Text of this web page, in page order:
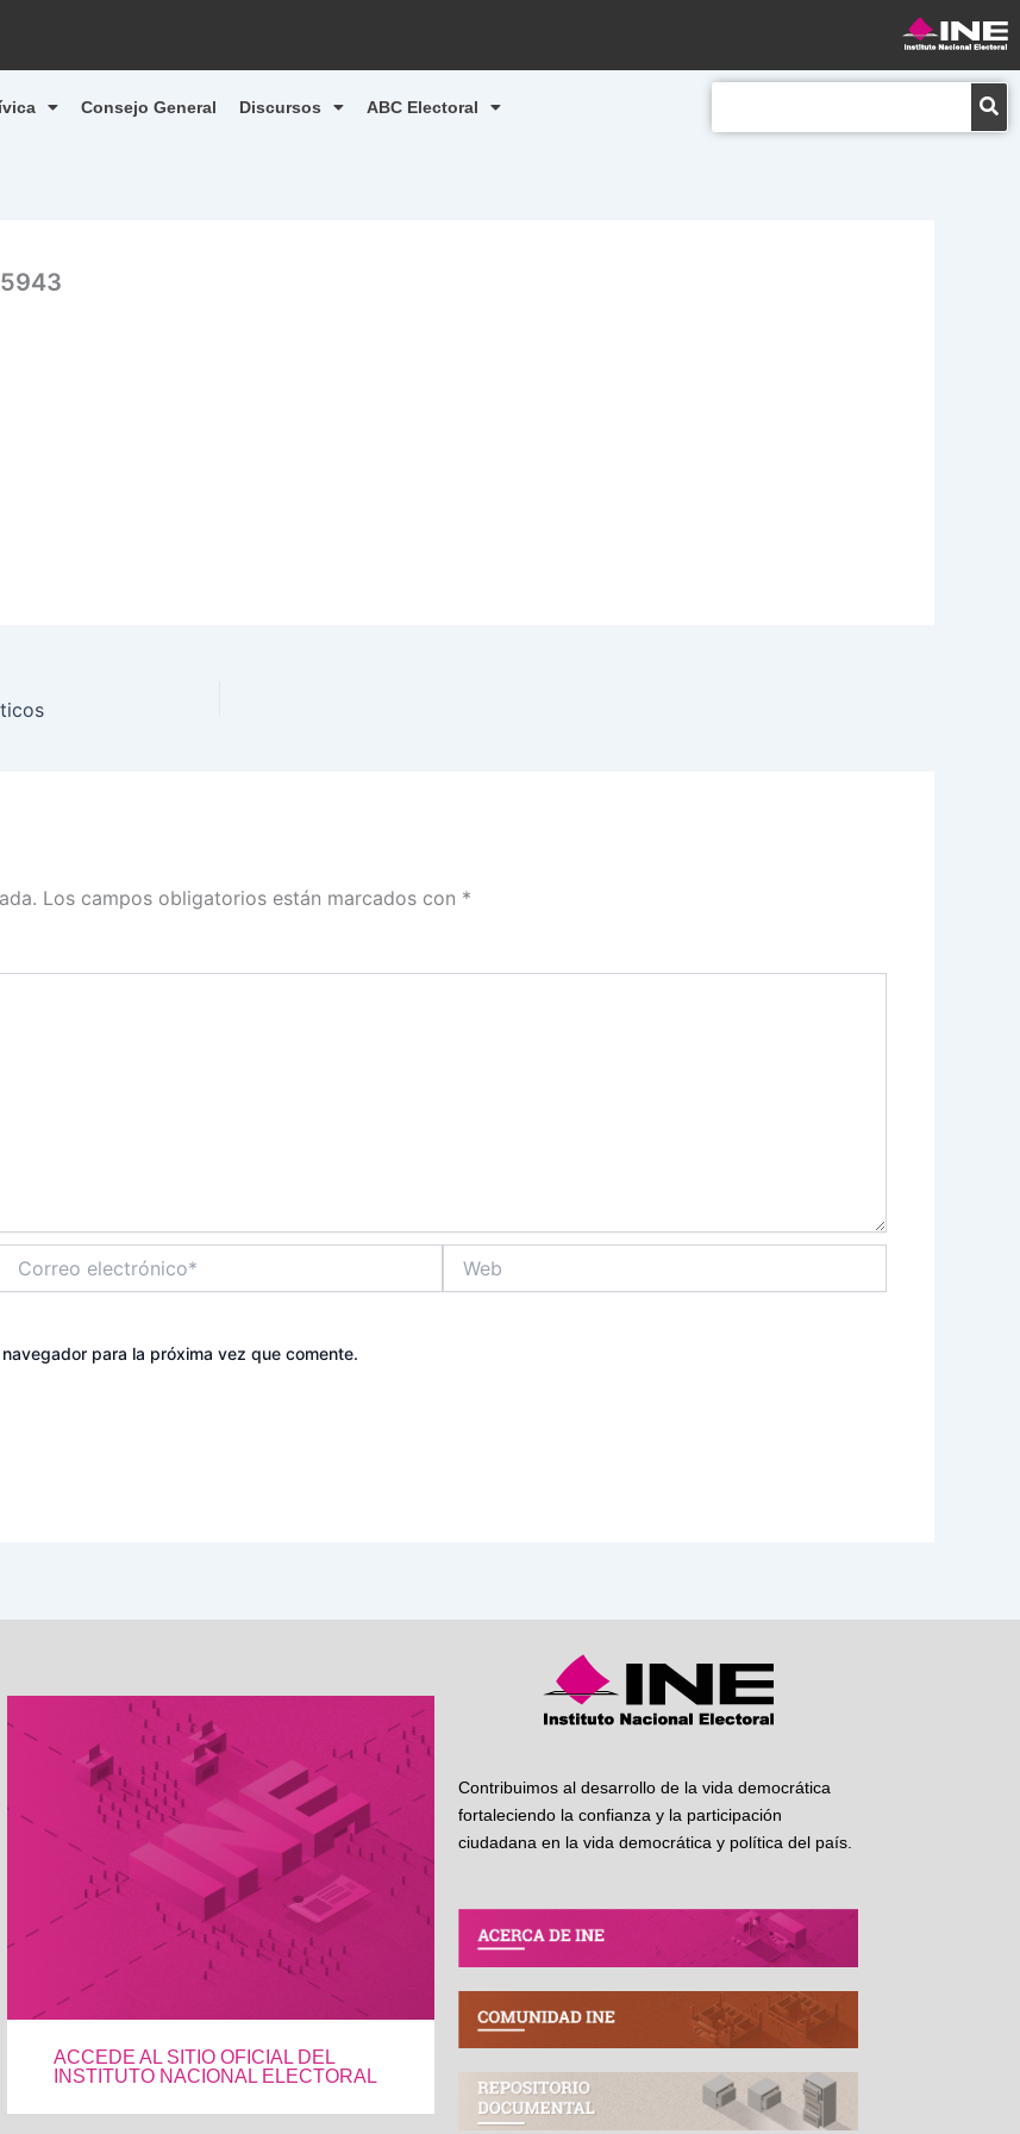
Consejo General Discursos ABC Electoral
Los campos obligatorios están marcados con *
electrónico*
para la próxima vez que comente.
ACCEDE AL SITIO OFICIAL DEL
INSTITUTO NACIONAL ELECTORAL
Contribuimos al desarrollo de la vida democrática
fortaleciendo la confianza y la participación
ciudadana en la vida democrática y política del país.